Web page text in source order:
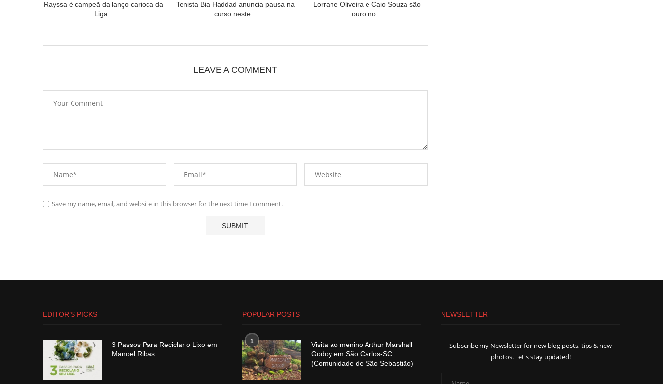
Rayssa é campeã da lanço carioca da
Liga...
Tenista Bia Haddad anuncia pausa na
curso neste...
Lorrane Oliveira e Caio Souza são
ouro no...
LEAVE A COMMENT
Save my name, email, and website in this browser for the next time I comment.
EDITOR’S PICKS
3 Passos Para Reciclar o Lixo em
Manoel Ribas
POPULAR POSTS
1
Visita ao menino Arthur Marshall
Godoy em São Carlos-SC
(Comunidade de São Sebastião)
NEWSLETTER
Subscribe my Newsletter for new blog posts, tips & new
photos. Let's stay updated!